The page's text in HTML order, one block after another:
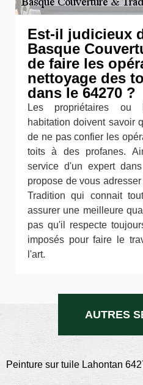
Est-il judicieux
Basque
de faire les
nettoyage des
dans le 64270 ?
Les propriétaires ou
habitation doivent savoir
de ne pas confier les
toits à des profanes.
service d'un expert
propose de vous
Tradition qui connait
assurer une meilleure
pas qu'il respecte
imposés pour faire le
l'art.
AUTRES
Peinture sur tuile Lahontan